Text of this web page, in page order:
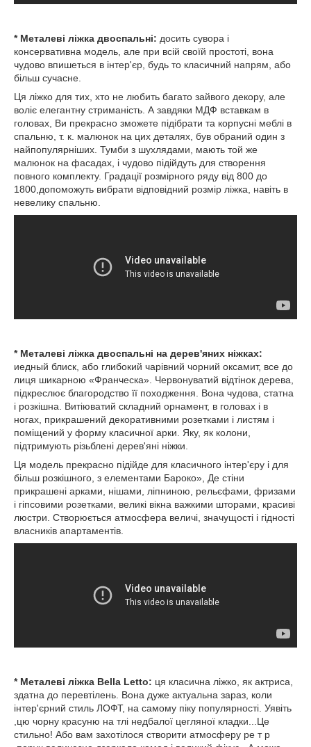
* Металеві ліжка двоспальні: досить сувора і
консервативна модель, але при всій своїй простоті, вона
чудово впишеться в інтер'єр, будь то класичний напрям, або
більш сучасне.
Ця ліжко для тих, хто не любить багато зайвого декору, але
воліє елегантну стриманість. А завдяки МДФ вставкам в
головах, Ви прекрасно зможете підібрати та корпусні меблі в
спальню, т. к. малюнок на цих деталях, був обраний один з
найпопулярніших. Тумби з шухлядами, мають той же
малюнок на фасадах, і чудово підійдуть для створення
повного комплекту. Градації розмірного ряду від 800 до
1800,допоможуть вибрати відповідний розмір ліжка, навіть в
невелику спальню.
* Металеві ліжка двоспальні на дерев'яних ніжках:
иедный блиск, або глибокий чарівний чорний оксамит, все до
лиця шикарною «Франческа». Червонуватий відтінок дерева,
підкреслює благородство її походження. Вона чудова, статна
і розкішна. Витіюватий складний орнамент, в головах і в
ногах, прикрашений декоративними розетками і листям і
поміщений у форму класичної арки. Яку, як колони,
підтримують різьблені дерев'яні ніжки.
Ця модель прекрасно підійде для класичного інтер'єру і для
більш розкішного, з елементами Бароко», Де стіни
прикрашені арками, нішами, ліпниною, рельєфами, фризами
і гіпсовими розетками, великі вікна важкими шторами, красиві
люстри. Створюється атмосфера величі, значущості і гідності
власників апартаментів.
* Металеві ліжка Bella Letto: ця класична ліжко, як актриса,
здатна до перевтілень. Вона дуже актуальна зараз, коли
інтер'єрний стиль ЛОФТ, на самому піку популярності. Уявіть
,цю чорну красуню на тлі недбалої цегляної кладки...Це
стильно! Або вам захотілося створити атмосферу ре т р